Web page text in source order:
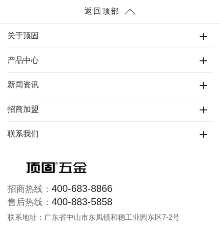
返回顶部
关于顶固
产品中心
新闻资讯
招商加盟
联系我们
招商热线： 400-683-8866
售后热线： 400-883-5858
联系地址：广东省中山市东凤镇和穗工业园东区7-2号